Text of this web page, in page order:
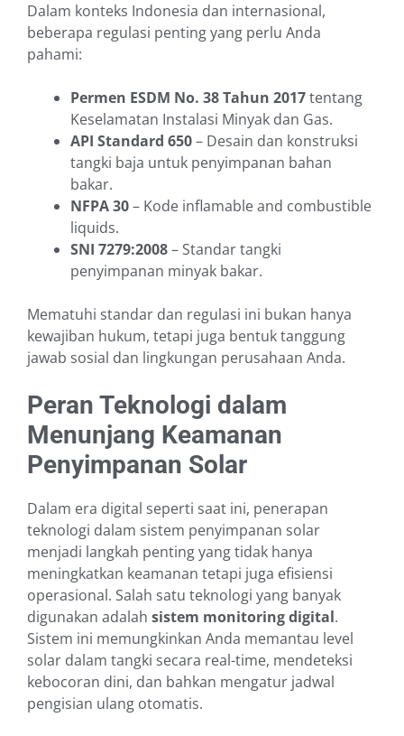
Dalam konteks Indonesia dan internasional,
beberapa regulasi penting yang perlu Anda
pahami:
Permen ESDM No. 38 Tahun 2017tentang
Keselamatan Instalasi Minyak dan Gas.
API Standard 650– Desain dan konstruksi
tangki baja untuk penyimpanan bahan
bakar.
NFPA 30– Kode inflamable and combustible
liquids.
SNI 7279:2008– Standar tangki
penyimpanan minyak bakar.
Mematuhi standar dan regulasi ini bukan hanya
kewajiban hukum, tetapi juga bentuk tanggung
jawab sosial dan lingkungan perusahaan Anda.
Peran Teknologi dalam
Menunjang Keamanan
Penyimpanan Solar
Dalam era digital seperti saat ini, penerapan
teknologi dalam sistem penyimpanan solar
menjadi langkah penting yang tidak hanya
meningkatkan keamanan tetapi juga efisiensi
operasional. Salah satu teknologi yang banyak
digunakan adalah sistem monitoring digital.
Sistem ini memungkinkan Anda memantau level
solar dalam tangki secara real-time, mendeteksi
kebocoran dini, dan bahkan mengatur jadwal
pengisian ulang otomatis.